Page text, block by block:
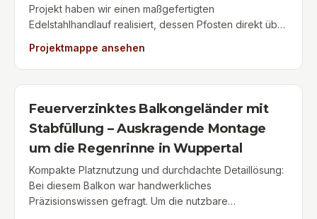
Projekt haben wir einen maßgefertigten
Edelstahlhandlauf realisiert, dessen Pfosten direkt über
Montageart bietet extrem hohe Stabilität – ideal für
Außentreppen, Gartenwege oder Hanglagen. Durch
den Verzicht auf sichtbare Bodenflansche entsteht ein
besonders geradliniges, modernes Erscheinungsbild,
das dauerhaft witterungsbeständig und wartungsfrei ist.
Projektmappe ansehen
Feuerverzinktes Balkongeländer mit
Stabfüllung – Auskragende Montage
um die Regenrinne in Wuppertal
Kompakte Platznutzung und durchdachte Detaillösung:
Bei diesem Balkon war handwerkliches
Präzisionswissen gefragt. Um die nutzbare